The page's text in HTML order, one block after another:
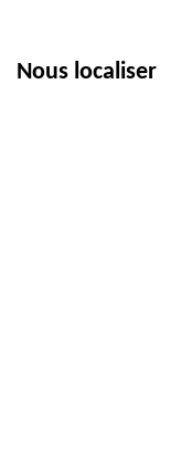
Nous localiser